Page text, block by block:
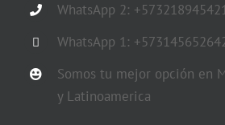
WhatsApp 2:
WhatsApp 1:
Somos tu mejor opción en
y Latinoamerica